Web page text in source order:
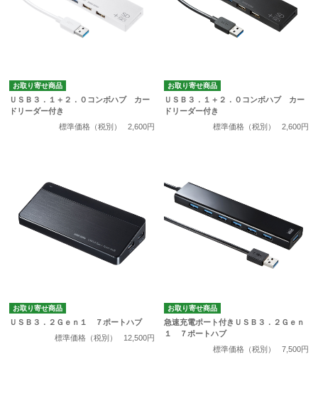
お取り寄せ商品
ＵＳＢ３．１＋２．０コンボハブ カー
ドリーダー付き
標準価格（税別）
2,600円
お取り寄せ商品
ＵＳＢ３．１＋２．０コンボハブ カー
ドリーダー付き
標準価格（税別）
2,600円
お取り寄せ商品
ＵＳＢ３．２Ｇｅｎ１ ７ポートハブ
標準価格（税別）
12,500円
お取り寄せ商品
急速充電ポート付きＵＳＢ３．２Ｇｅｎ
１ ７ポートハブ
標準価格（税別）
7,500円